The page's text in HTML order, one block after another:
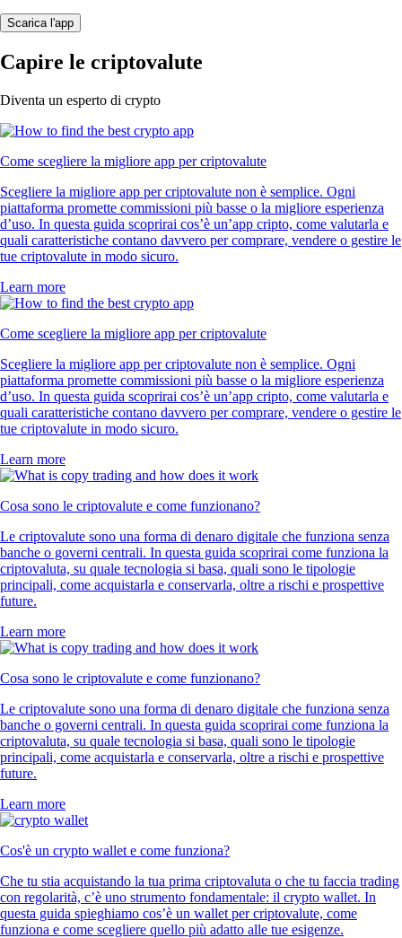
Scarica l'app
Capire le criptovalute
Diventa un esperto di crypto
Come scegliere la migliore app per criptovalute
Scegliere la migliore app per criptovalute non è semplice. Ogni
piattaforma promette commissioni più basse o la migliore esperienza
d’uso. In questa guida scoprirai cos’è un’app cripto, come valutarla e
quali caratteristiche contano davvero per comprare, vendere o gestire le
tue criptovalute in modo sicuro.
Learn more
Come scegliere la migliore app per criptovalute
Scegliere la migliore app per criptovalute non è semplice. Ogni
piattaforma promette commissioni più basse o la migliore esperienza
d’uso. In questa guida scoprirai cos’è un’app cripto, come valutarla e
quali caratteristiche contano davvero per comprare, vendere o gestire le
tue criptovalute in modo sicuro.
Learn more
Cosa sono le criptovalute e come funzionano?
Le criptovalute sono una forma di denaro digitale che funziona senza
banche o governi centrali. In questa guida scoprirai come funziona la
criptovaluta, su quale tecnologia si basa, quali sono le tipologie
principali, come acquistarla e conservarla, oltre a rischi e prospettive
future.
Learn more
Cosa sono le criptovalute e come funzionano?
Le criptovalute sono una forma di denaro digitale che funziona senza
banche o governi centrali. In questa guida scoprirai come funziona la
criptovaluta, su quale tecnologia si basa, quali sono le tipologie
principali, come acquistarla e conservarla, oltre a rischi e prospettive
future.
Learn more
Cos'è un crypto wallet e come funziona?
Che tu stia acquistando la tua prima criptovaluta o che tu faccia trading
con regolarità, c’è uno strumento fondamentale: il crypto wallet. In
questa guida spieghiamo cos’è un wallet per criptovalute, come
funziona e come scegliere quello più adatto alle tue esigenze.